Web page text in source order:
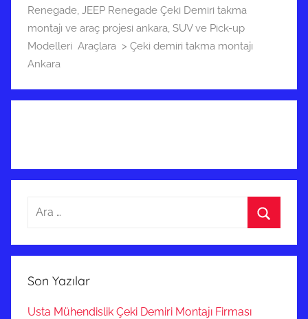
Renegade, JEEP Renegade Çeki Demiri takma
montajı ve araç projesi ankara, SUV ve Pick-up
Modelleri Araçlara > Çeki demiri takma montajı
Ankara
Arama:
Son Yazılar
Usta Mühendislik Çeki Demiri Montajı Firması